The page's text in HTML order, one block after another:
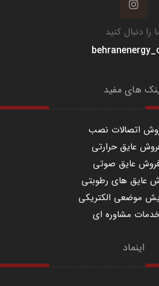
را دنبال کنید
های مفید
اتصالات نصب
عایق حرارتی
عایق صوتی
عایق های رطوبتی
موضعی الکتریکی
مشاوره ای
اینماد